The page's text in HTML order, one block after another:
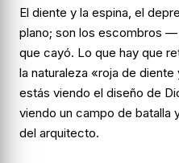
El diente y la espina, el
plano; son los escombros
que cayó. Lo que hay que
la naturaleza «roja de
estás viendo el diseño de
viendo un campo de batalla
del arquitecto.